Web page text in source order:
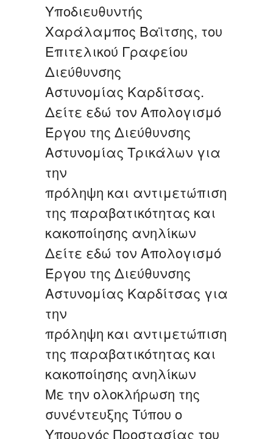
Yποδιευθυντής
Χαράλαμπος Βαϊτσης, του
Επιτελικού Γραφείου
Διεύθυνσης
Αστυνομίας Καρδίτσας.
Δείτε εδώ τον Απολογισμό
Έργου της Διεύθυνσης
Αστυνομίας Τρικάλων για
την
πρόληψη και αντιμετώπιση
της παραβατικότητας και
κακοποίησης ανηλίκων
Δείτε εδώ τον Απολογισμό
Έργου της Διεύθυνσης
Αστυνομίας Καρδίτσας για
την
πρόληψη και αντιμετώπιση
της παραβατικότητας και
κακοποίησης ανηλίκων
Με την ολοκλήρωση της
συνέντευξης Τύπου ο
Υπουργός Προστασίας του